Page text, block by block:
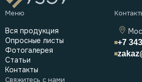
+7
Вся продукция
Опросные листы
Фотогалерея
Статьи
Контакты